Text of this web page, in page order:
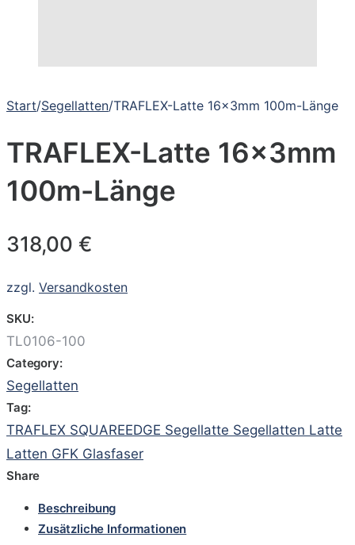
Start/Segellatten/TRAFLEX-Latte 16x3mm 100m-Länge
TRAFLEX-Latte 16x3mm
100m-Länge
318,00 €
zzgl. Versandkosten
SKU:
TL0106-100
Category:
Segellatten
Tag:
TRAFLEX SQUAREEDGE Segellatte Segellatten Latte
Latten GFK Glasfaser
Share
Beschreibung
Zusätzliche Informationen